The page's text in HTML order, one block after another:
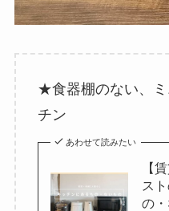
★食器棚のない、ミ
チン
あわせて読みたい
【
ス
の